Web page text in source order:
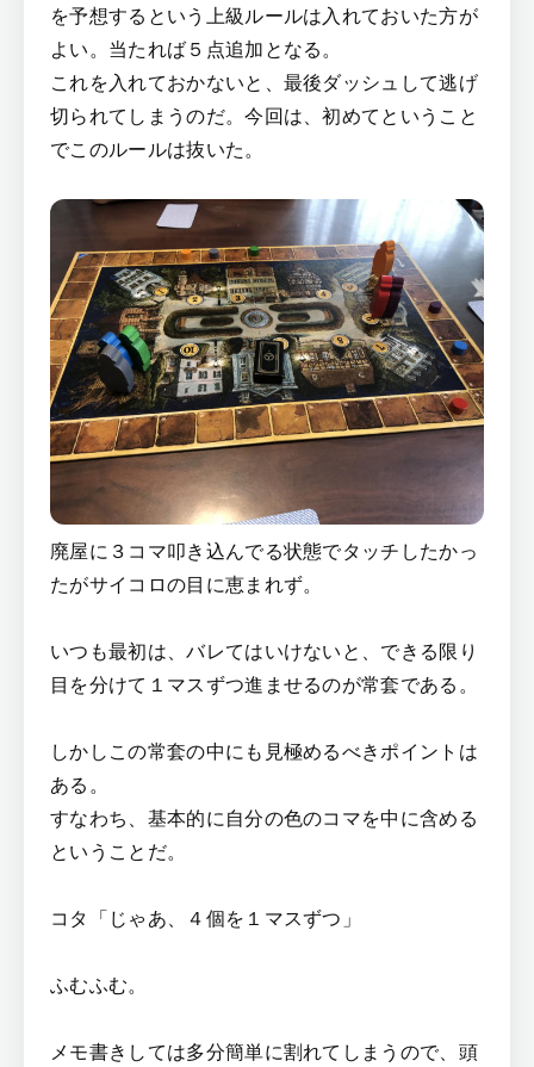
を予想するという上級ルールは入れておいた方が
よい。当たれば５点追加となる。
これを入れておかないと、最後ダッシュして逃げ
切られてしまうのだ。今回は、初めてということ
でこのルールは抜いた。
廃屋に３コマ叩き込んでる状態でタッチしたかっ
たがサイコロの目に恵まれず。
いつも最初は、バレてはいけないと、できる限り
目を分けて１マスずつ進ませるのが常套である。
しかしこの常套の中にも見極めるべきポイントは
ある。
すなわち、基本的に自分の色のコマを中に含める
ということだ。
コタ「じゃあ、４個を１マスずつ」
ふむふむ。
メモ書きしては多分簡単に割れてしまうので、頭